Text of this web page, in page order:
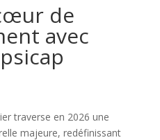
de
avec
traverse en 2026 une
majeure, redéfinissant